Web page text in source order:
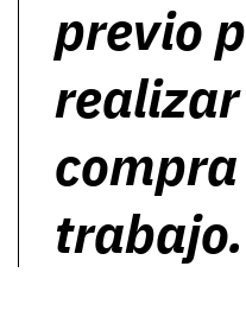
previo
trabajo.